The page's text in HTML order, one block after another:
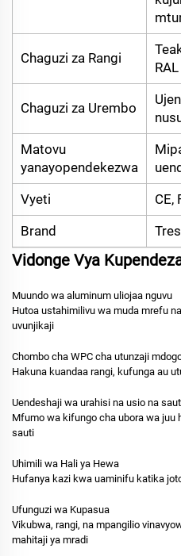
Chaguzi za Rangi
Chaguzi za Urembo
Matovu
yanayopendekezwa
Vyeti
CE,
Brand
Vidonge Vya
Muundo wa aluminum uliojaa nguvu
Hutoa ustahimilivu wa muda mrefu
uvunjikaji
Chombo cha WPC cha utunzaji
Hakuna kuandaa rangi, kufunga au
Uendeshaji wa urahisi na usio na
Mfumo wa kifungo cha ubora wa juu
sauti
Uhimili wa Hali ya Hewa
Hufanya kazi kwa uaminifu katika
Ufunguzi wa Kupasua
Vikubwa, rangi, na mpangilio
mahitaji ya mradi